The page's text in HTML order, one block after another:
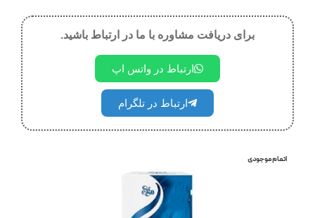
برای دریافت مشاوره با ما در ارتباط باشید.
ارتباط در واتس اپ
ارتباط در تلگرام
اتمام موجودی